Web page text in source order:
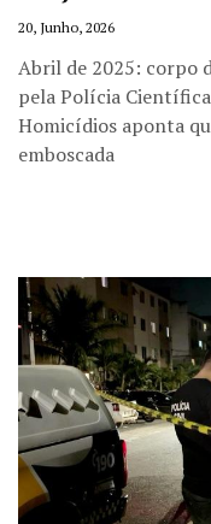
20, Junho, 2026
Abril de 2025: corpo
pela Polícia
Homicídios aponta
emboscada